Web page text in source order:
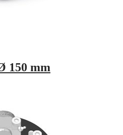
150 mm